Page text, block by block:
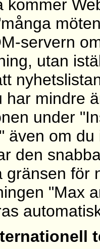
kommer
servern
utan
har mindre
under
även om
den
gränsen för
"Max